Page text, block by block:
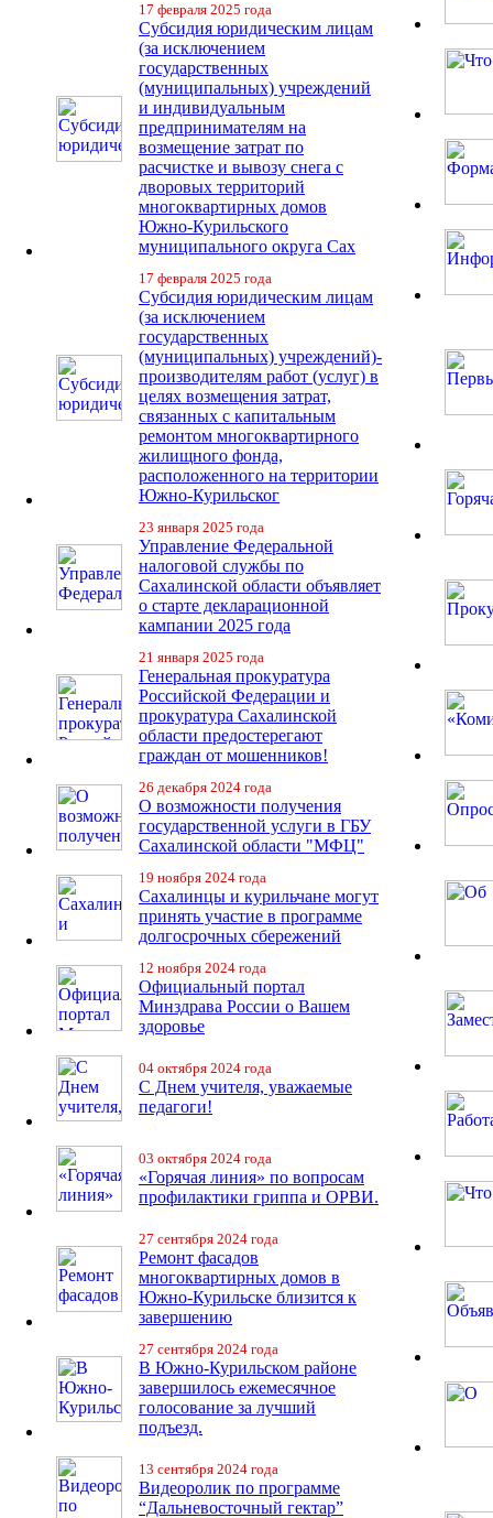
17 февраля 2025 года
Субсидия юридическим лицам
(за исключением
государственных
(муниципальных) учреждений
и индивидуальным
предпринимателям на
возмещение затрат по
расчистке и вывозу снега с
дворовых территорий
многоквартирных домов
Южно-Курильского
муниципального округа Сах
17 февраля 2025 года
Субсидия юридическим лицам
(за исключением
государственных
(муниципальных) учреждений)-
производителям работ (услуг) в
целях возмещения затрат,
связанных с капитальным
ремонтом многоквартирного
жилищного фонда,
расположенного на территории
Южно-Курильског
23 января 2025 года
Управление Федеральной
налоговой службы по
Сахалинской области объявляет
о старте декларационной
кампании 2025 года
21 января 2025 года
Генеральная прокуратура
Российской Федерации и
прокуратура Сахалинской
области предостерегают
граждан от мошенников!
26 декабря 2024 года
О возможности получения
государственной услуги в ГБУ
Сахалинской области "МФЦ"
19 ноября 2024 года
Сахалинцы и курильчане могут
принять участие в программе
долгосрочных сбережений
12 ноября 2024 года
Официальный портал
Минздрава России о Вашем
здоровье
04 октября 2024 года
С Днем учителя, уважаемые
педагоги!
03 октября 2024 года
«Горячая линия» по вопросам
профилактики гриппа и ОРВИ.
27 сентября 2024 года
Ремонт фасадов
многоквартирных домов в
Южно-Курильске близится к
завершению
27 сентября 2024 года
В Южно-Курильском районе
завершилось ежемесячное
голосование за лучший
подъезд.
13 сентября 2024 года
Видеоролик по программе
“Дальневосточный гектар”